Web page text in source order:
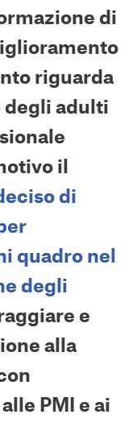
di
riguarda
degli adulti
il
di
quadro nel
degli
e
alla
PMI e ai